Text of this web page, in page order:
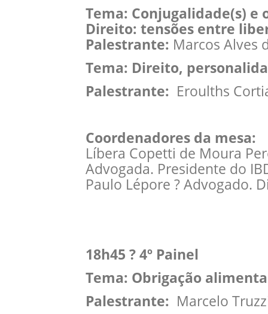
Tema: Conjugalidade(s) e
Direito: tensões entre
Palestrante: Marcos Alves
Tema: Direito,
Palestrante: Eroulths
Coordenadores da mesa:
Líbera Copetti de Moura
Advogada. Presidente do
Paulo Lépore ? Advogado.
18h45 ? 4º Painel
Tema: Obrigação
Palestrante: Marcelo